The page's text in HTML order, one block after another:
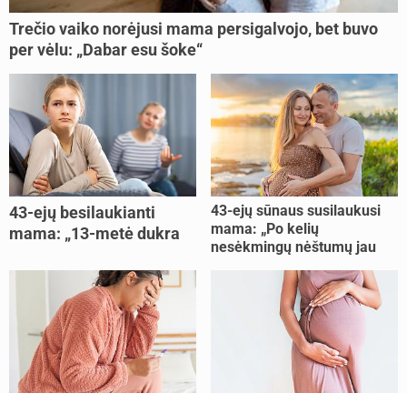
Trečio vaiko norėjusi mama persigalvojo, bet buvo
per vėlu: „Dabar esu šoke“
43-ejų besilaukianti
mama: „13-metė dukra
43-ejų sūnaus susilaukusi
mama: „Po kelių
nesėkmingų nėštumų jau